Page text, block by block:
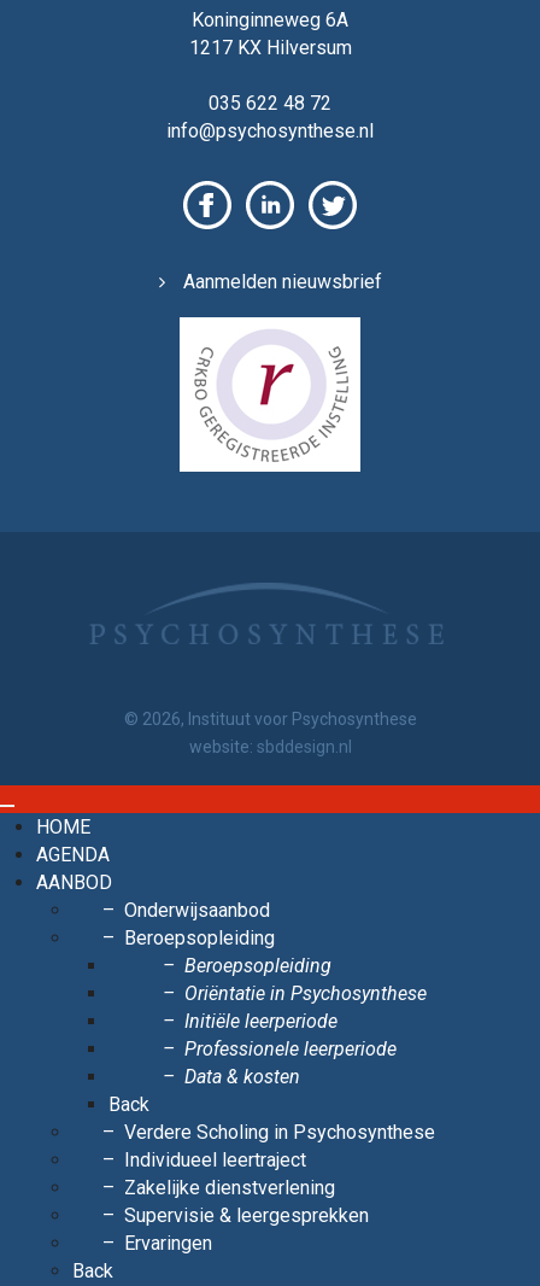
Koninginneweg 6A
1217 KX Hilversum
035 622 48 72
info@psychosynthese.nl
Aanmelden nieuwsbrief
© 2026, Instituut voor Psychosynthese
website: sbddesign.nl
HOME
AGENDA
AANBOD
Onderwijsaanbod
Beroepsopleiding
Beroepsopleiding
Oriëntatie in Psychosynthese
Initiële leerperiode
Professionele leerperiode
Data & kosten
Back
Verdere Scholing in Psychosynthese
Individueel leertraject
Zakelijke dienstverlening
Supervisie & leergesprekken
Ervaringen
Back